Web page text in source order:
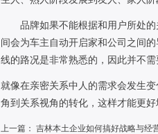
品牌如果不能根据和用户所处
间会为车主自动开启家和公司之间
线的路况是非常熟悉的，因此并不
就像在亲密关系中人的需求会发生
角到关系视角的转化，这样才能更
上一篇： 吉林本土企业如何搞好战略与经